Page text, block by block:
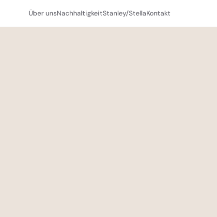
Über unsNachhaltigkeitStanley/StellaKontakt